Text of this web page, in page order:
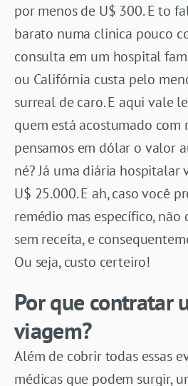
por menos de U$ 300. E to
barato numa clinica pouco
consulta em um hospital
ou Califórnia custa pelo
surreal de caro. E aqui vale
quem está acostumado com
pensamos em dólar o valor
né? Já uma diária hospitalar
U$ 25.000. E ah, caso você
remédio mas específico, não
sem receita, e
Ou seja, custo certeiro!
Por que contratar
viagem?
Além de cobrir todas essas
médicas que podem surgir,